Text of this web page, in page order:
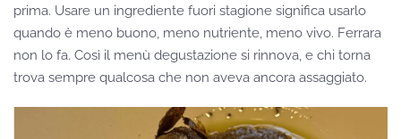
prima. Usare un ingrediente fuori stagione significa usarlo
quando è meno buono, meno nutriente, meno vivo. Ferrara
non lo fa. Così il menù degustazione si rinnova, e chi torna
trova sempre qualcosa che non aveva ancora assaggiato.